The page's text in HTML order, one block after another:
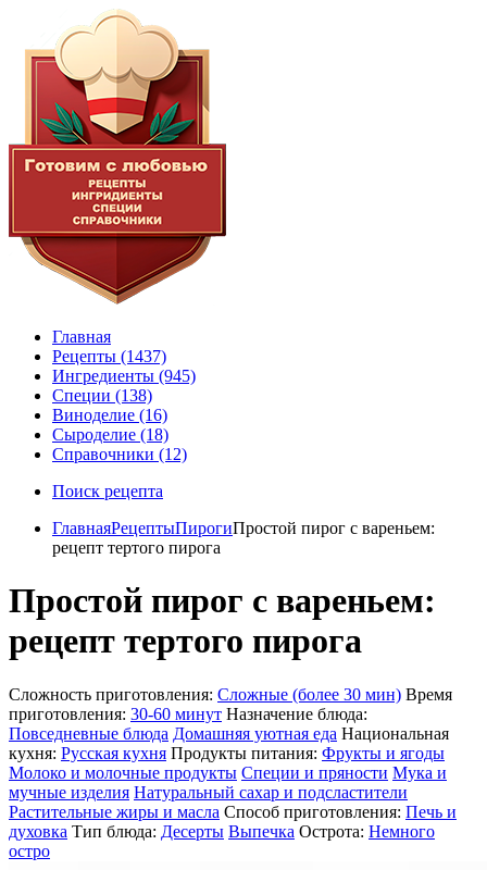
Главная
Рецепты (1437)
Ингредиенты (945)
Специи (138)
Виноделие (16)
Сыроделие (18)
Справочники (12)
Поиск рецепта
ГлавнаяРецептыПирогиПростой пирог с вареньем:
рецепт тертого пирога
Простой пирог с вареньем:
рецепт тертого пирога
Сложность приготовления: Сложные (более 30 мин) Время
приготовления: 30-60 минут Назначение блюда:
Повседневные блюда Домашняя уютная еда Национальная
кухня: Русская кухня Продукты питания: Фрукты и ягоды
Молоко и молочные продукты Специи и пряности Мука и
мучные изделия Натуральный сахар и подсластители
Растительные жиры и масла Способ приготовления: Печь и
духовка Тип блюда: Десерты Выпечка Острота: Немного
остро